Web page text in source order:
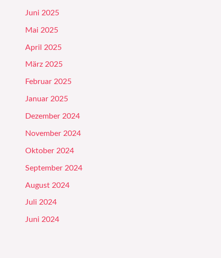
Juni 2025
Mai 2025
April 2025
März 2025
Februar 2025
Januar 2025
Dezember 2024
November 2024
Oktober 2024
September 2024
August 2024
Juli 2024
Juni 2024